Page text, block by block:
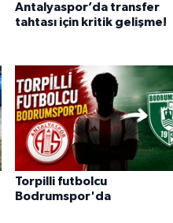
Antalyaspor’da transfer
tahtası için kritik gelişme!
Torpilli futbolcu
Bodrumspor'da